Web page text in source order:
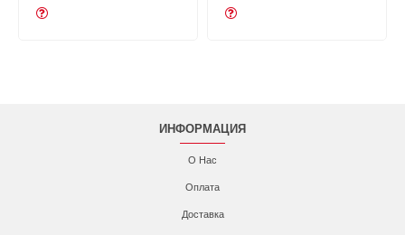
ИНФОРМАЦИЯ
О Нас
Оплата
Доставка